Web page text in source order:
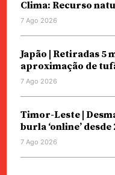
Clima: Recurso
7 Ago 2026
Japão | Retiradas 5
aproximação de
7 Ago 2026
Timor-Leste |
burla ‘online’ desde
7 Ago 2026